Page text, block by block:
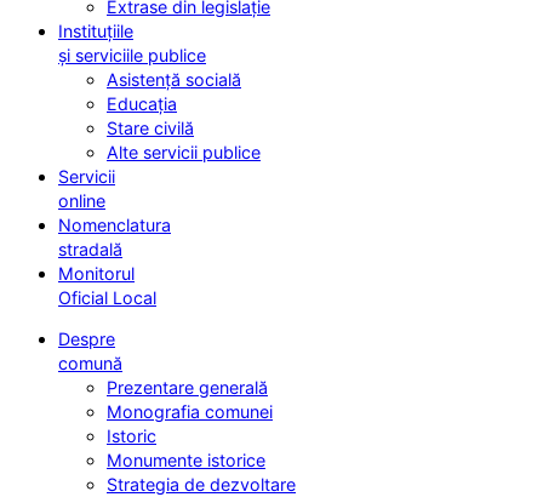
Extrase din legislație
Instituțiile
și serviciile publice
Asistență socială
Educația
Stare civilă
Alte servicii publice
Servicii
online
Nomenclatura
stradală
Monitorul
Oficial Local
Despre
comună
Prezentare generală
Monografia comunei
Istoric
Monumente istorice
Strategia de dezvoltare